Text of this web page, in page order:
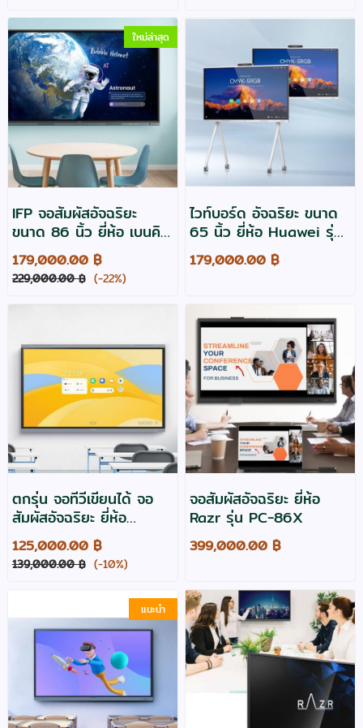
ใหม่ล่าสุด
IFP จอสัมผัสอัจฉริยะ
ขนาด 86 นิ้ว ยี่ห้อ เบนคิว
รุ่น RM8605
179,000.00 ฿
229,000.00 ฿ (-22%)
ไวท์บอร์ด อัจฉริยะ ขนาด
65 นิ้ว ยี่ห้อ Huawei รุ่น
Ideahub S3 -3y
179,000.00 ฿
ตกรุ่น จอทีวีเขียนได้ จอ
สัมผัสอัจฉริยะ ยี่ห้อ
Maxhub รุ่น U7530
Interactive touch
screen
125,000.00 ฿
139,000.00 ฿ (-10%)
จอสัมผัสอัจฉริยะ ยี่ห้อ
Razr รุ่น PC-86X
399,000.00 ฿
แนะนำ